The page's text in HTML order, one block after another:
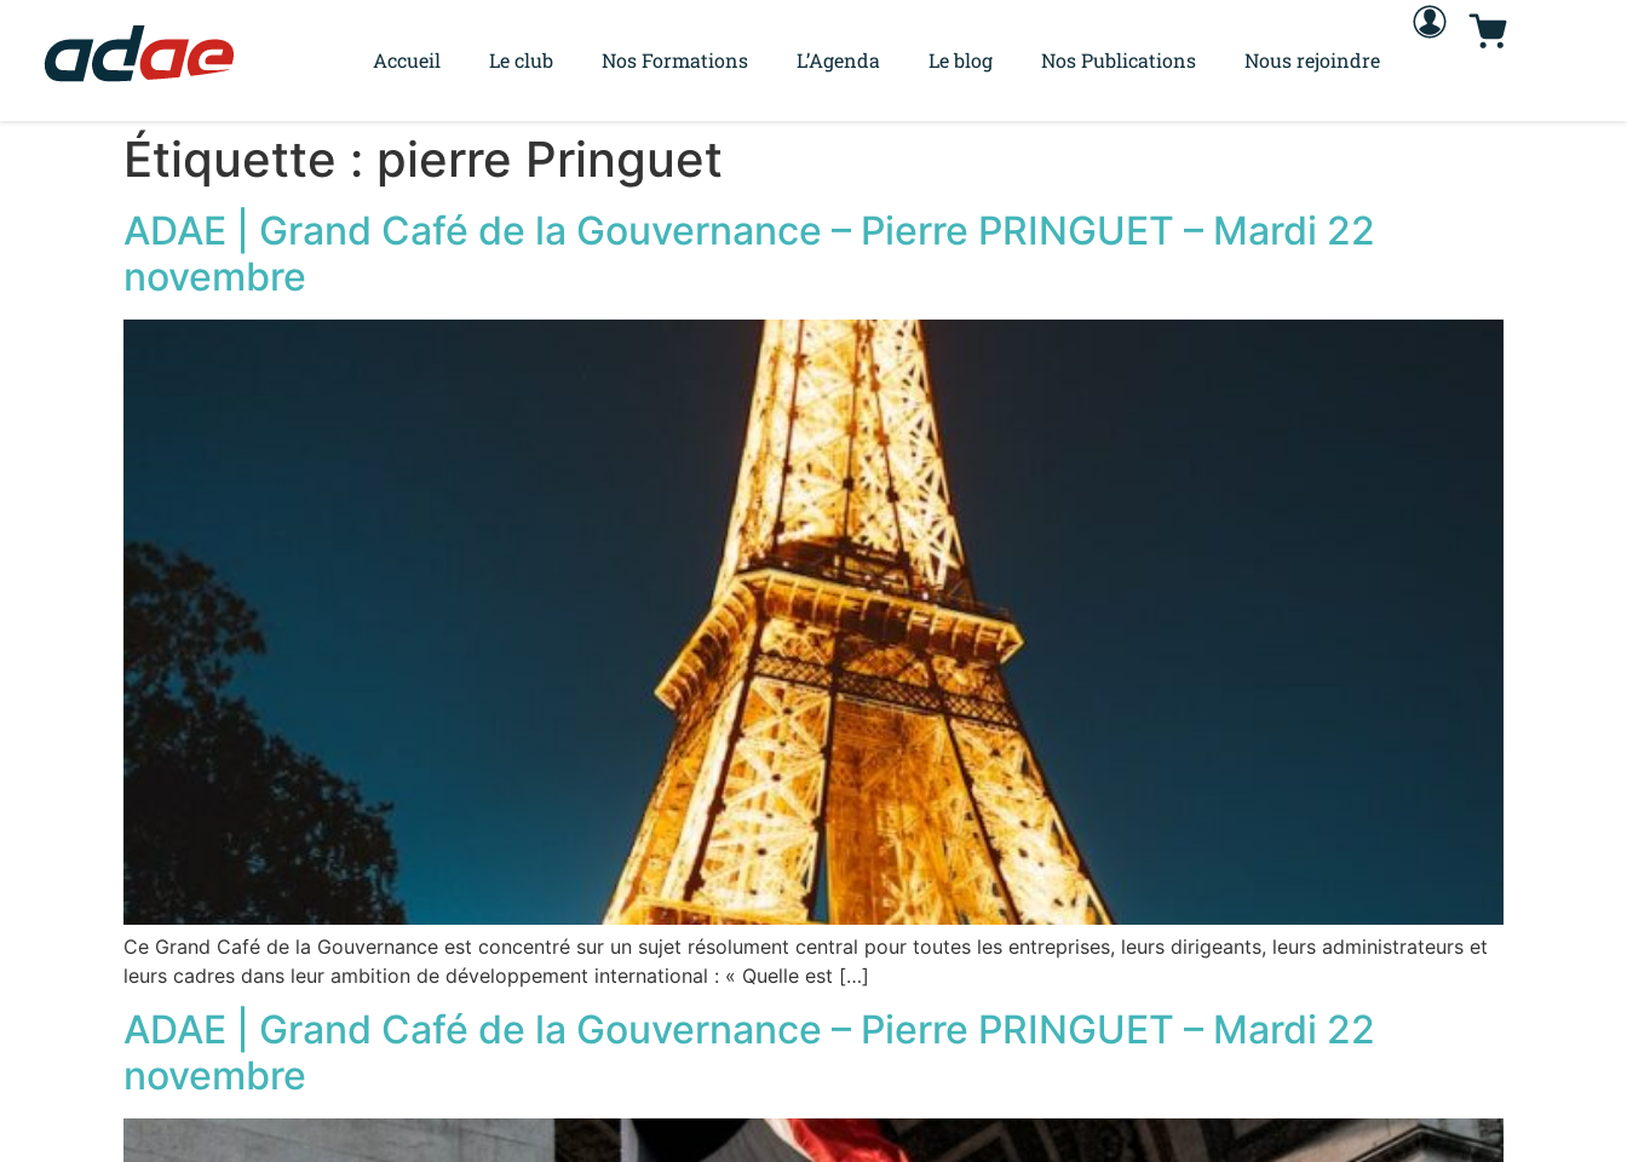
Accueil Le club Nos Formations L’Agenda Le blog Nos Publications Nous rejoindre
Étiquette : pierre Pringuet
ADAE | Grand Café de la Gouvernance – Pierre PRINGUET – Mardi 22
novembre
Ce Grand Café de la Gouvernance est concentré sur un sujet résolument central pour toutes les entreprises, leurs dirigeants, leurs administrateurs et
leurs cadres dans leur ambition de développement international : « Quelle est […]
ADAE | Grand Café de la Gouvernance – Pierre PRINGUET – Mardi 22
novembre